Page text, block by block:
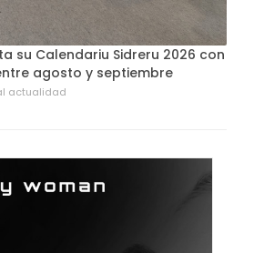
su Calendariu Sidreru 2026 con
agosto y septiembre
actualidad